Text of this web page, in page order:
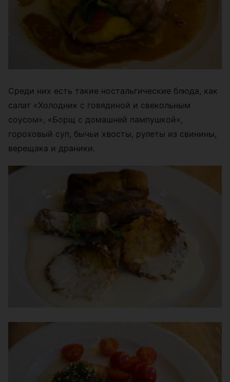
Среди них есть такие ностальгические блюда, как
салат «Холодник с говядиной и свекольным
соусом», «Борщ c домашней пампушкой»,
гороховый суп, бычьи хвосты, рулеты из свинины,
верещака и драники.